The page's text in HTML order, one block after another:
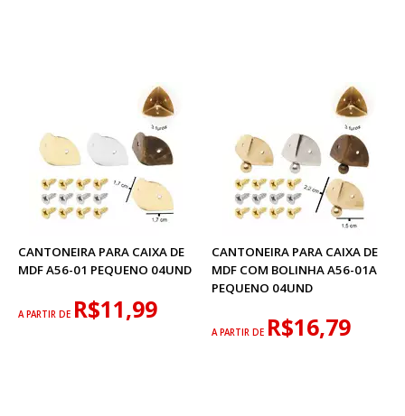
CANTONEIRA PARA CAIXA DE
MDF A56-01 PEQUENO 04UND
A PARTIR DE R$11,99
CANTONEIRA PARA CAIXA DE
MDF COM BOLINHA A56-01A
PEQUENO 04UND
A PARTIR DE R$16,79